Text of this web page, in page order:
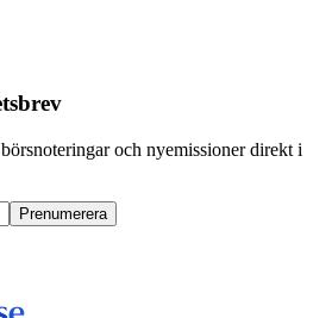
och nyemissioner direkt i
Prenumerera